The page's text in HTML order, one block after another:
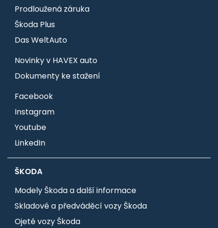
Prodloužená záruka
Škoda Plus
Das WeltAuto
Novinky v HAVEX auto
Dokumenty ke stažení
Facebook
Instagram
Youtube
LinkedIn
ŠKODA
Modely Škoda a další informace
Skladové a předváděcí vozy Škoda
Ojeté vozy Škoda